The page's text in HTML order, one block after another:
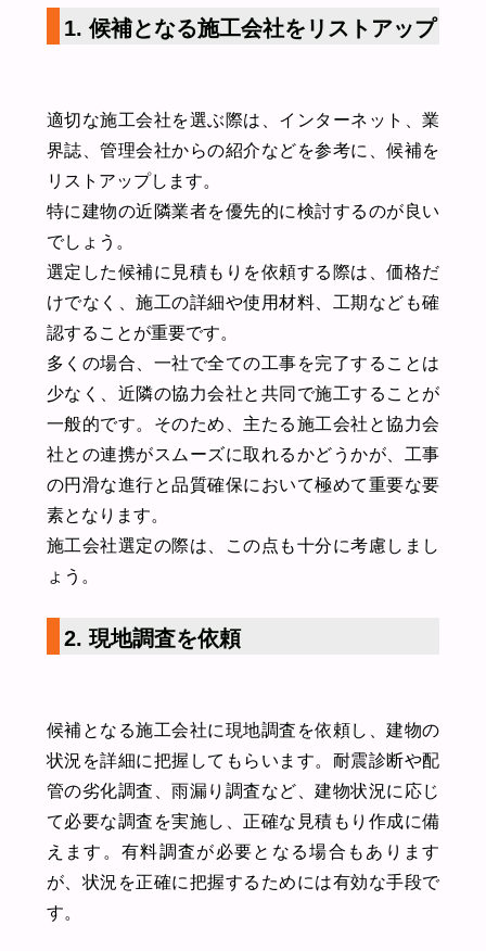
1. 候補となる施工会社をリストアップ
適切な施工会社を選ぶ際は、インターネット、業
界誌、管理会社からの紹介などを参考に、候補を
リストアップします。
特に建物の近隣業者を優先的に検討するのが良い
でしょう。
選定した候補に見積もりを依頼する際は、価格だ
けでなく、施工の詳細や使用材料、工期なども確
認することが重要です。
多くの場合、一社で全ての工事を完了することは
少なく、近隣の協力会社と共同で施工することが
一般的です。そのため、主たる施工会社と協力会
社との連携がスムーズに取れるかどうかが、工事
の円滑な進行と品質確保において極めて重要な要
素となります。
施工会社選定の際は、この点も十分に考慮しまし
ょう。
2. 現地調査を依頼
候補となる施工会社に現地調査を依頼し、建物の
状況を詳細に把握してもらいます。耐震診断や配
管の劣化調査、雨漏り調査など、建物状況に応じ
て必要な調査を実施し、正確な見積もり作成に備
えます。有料調査が必要となる場合もあります
が、状況を正確に把握するためには有効な手段で
す。